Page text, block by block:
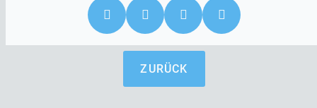
ZURÜCK